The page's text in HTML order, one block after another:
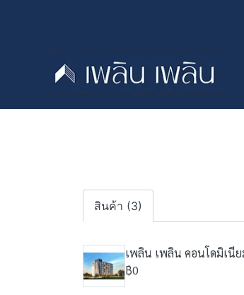
สินค้า (3)
เพลิน เพลิน คอนโดมิเนี
฿0